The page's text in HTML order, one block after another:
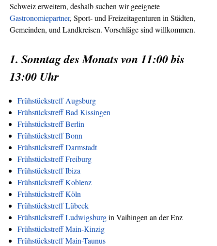
Schweiz erweitern, deshalb suchen wir geeignete
Gastronomiepartner, Sport- und Freizeitagenturen in Städten,
Gemeinden, und Landkreisen. Vorschläge sind willkommen.
1. Sonntag des Monats von 11:00 bis
13:00 Uhr
Frühstückstreff Augsburg
Frühstückstreff Bad Kissingen
Frühstückstreff Berlin
Frühstückstreff Bonn
Frühstückstreff Darmstadt
Frühstückstreff Freiburg
Frühstückstreff Ibiza
Frühstückstreff Koblenz
Frühstückstreff Köln
Frühstückstreff Lübeck
Frühstückstreff Ludwigsburgin Vaihingen an der Enz
Frühstückstreff Main-Kinzig
Frühstückstreff Main-Taunus